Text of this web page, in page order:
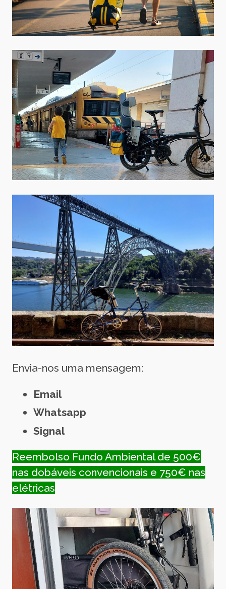
Envia-nos uma mensagem:
Email
Whatsapp
Signal
Reembolso Fundo Ambiental de 500€
nas dobáveis convencionais e 750€ nas
elétricas